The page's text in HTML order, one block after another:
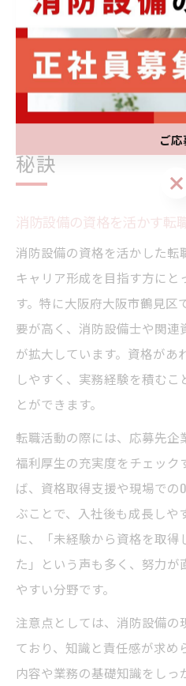
ションアップにも直結しま
も、着実にキャリアを築く
ょう。
資格や経験を生
秘訣
消防設備の資格を活かす転
消防設備の資格を活かした転
キャリア形成を目指す方にと
す。特に大阪府大阪市鶴見区
要が高く、消防設備士や関連
が拡大しています。資格があ
しやすく、実務経験を積む
とができます。
転職活動の際には、応募先企
福利厚生の充実度をチェック
ば、資格取得支援や現場での
ぶことで、入社後も成長しや
に、「未経験から資格を取
た」という声も多く、努力
やすい分野です。
注意点としては、消防設備
ており、知識と責任感が求め
内容や業務の基礎知識をしっ
ご応募
ご応